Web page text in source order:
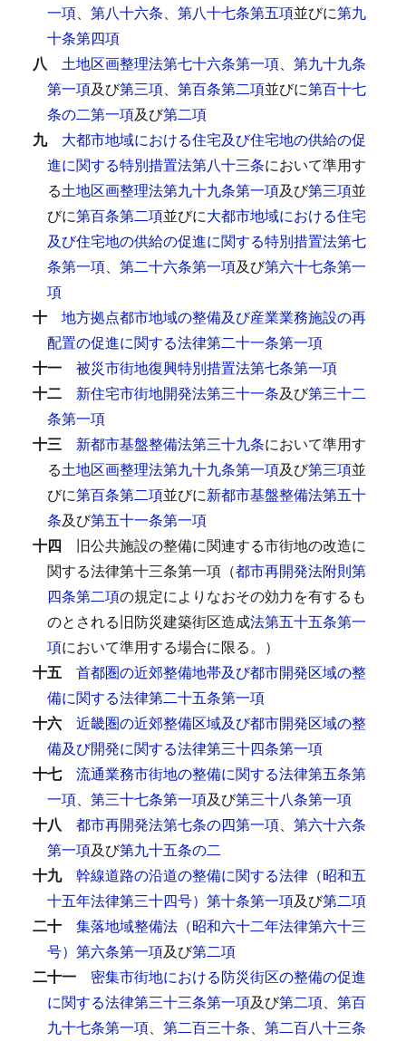
一項、 第八十六条、 第八十七条第五項並びに第九
十条第四項
八 土地区画整理法第七十六条第一項、 第九十九条
第一項及び第三項、 第百条第二項並びに第百十七
条の二第一項及び第二項
九 大都市地域における住宅及び住宅地の供給の促
進に関する特別措置法第八十三条において準用す
る土地区画整理法第九十九条第一項及び第三項並
びに第百条第二項並びに大都市地域における住宅
及び住宅地の供給の促進に関する特別措置法第七
条第一項、 第二十六条第一項及び第六十七条第一
項
十 地方拠点都市地域の整備及び産業業務施設の再
配置の促進に関する法律第二十一条第一項
十一 被災市街地復興特別措置法第七条第一項
十二 新住宅市街地開発法第三十一条及び第三十二
条第一項
十三 新都市基盤整備法第三十九条において準用す
る土地区画整理法第九十九条第一項及び第三項並
びに第百条第二項並びに新都市基盤整備法第五十
条及び第五十一条第一項
十四 旧公共施設の整備に関連する市街地の改造に
関する法律第十三条第一項（都市再開発法附則第
四条第二項の規定によりなおその効力を有するも
のとされる旧防災建築街区造成法第五十五条第一
項において準用する場合に限る。）
十五 首都圏の近郊整備地帯及び都市開発区域の整
備に関する法律第二十五条第一項
十六 近畿圏の近郊整備区域及び都市開発区域の整
備及び開発に関する法律第三十四条第一項
十七 流通業務市街地の整備に関する法律第五条第
一項、 第三十七条第一項及び第三十八条第一項
十八 都市再開発法第七条の四第一項、 第六十六条
第一項及び第九十五条の二
十九 幹線道路の沿道の整備に関する法律（昭和五
十五年法律第三十四号）第十条第一項及び第二項
二十 集落地域整備法（昭和六十二年法律第六十三
号）第六条第一項及び第二項
二十一 密集市街地における防災街区の整備の促進
に関する法律第三十三条第一項及び第二項、 第百
九十七条第一項、 第二百三十条、 第二百八十三条